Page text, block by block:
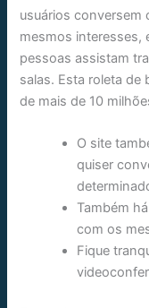
usuários conversem
mesmos interesses,
pessoas assistam
salas. Esta roleta de
de mais de 10
O site
quiser
Também
com os
Fique